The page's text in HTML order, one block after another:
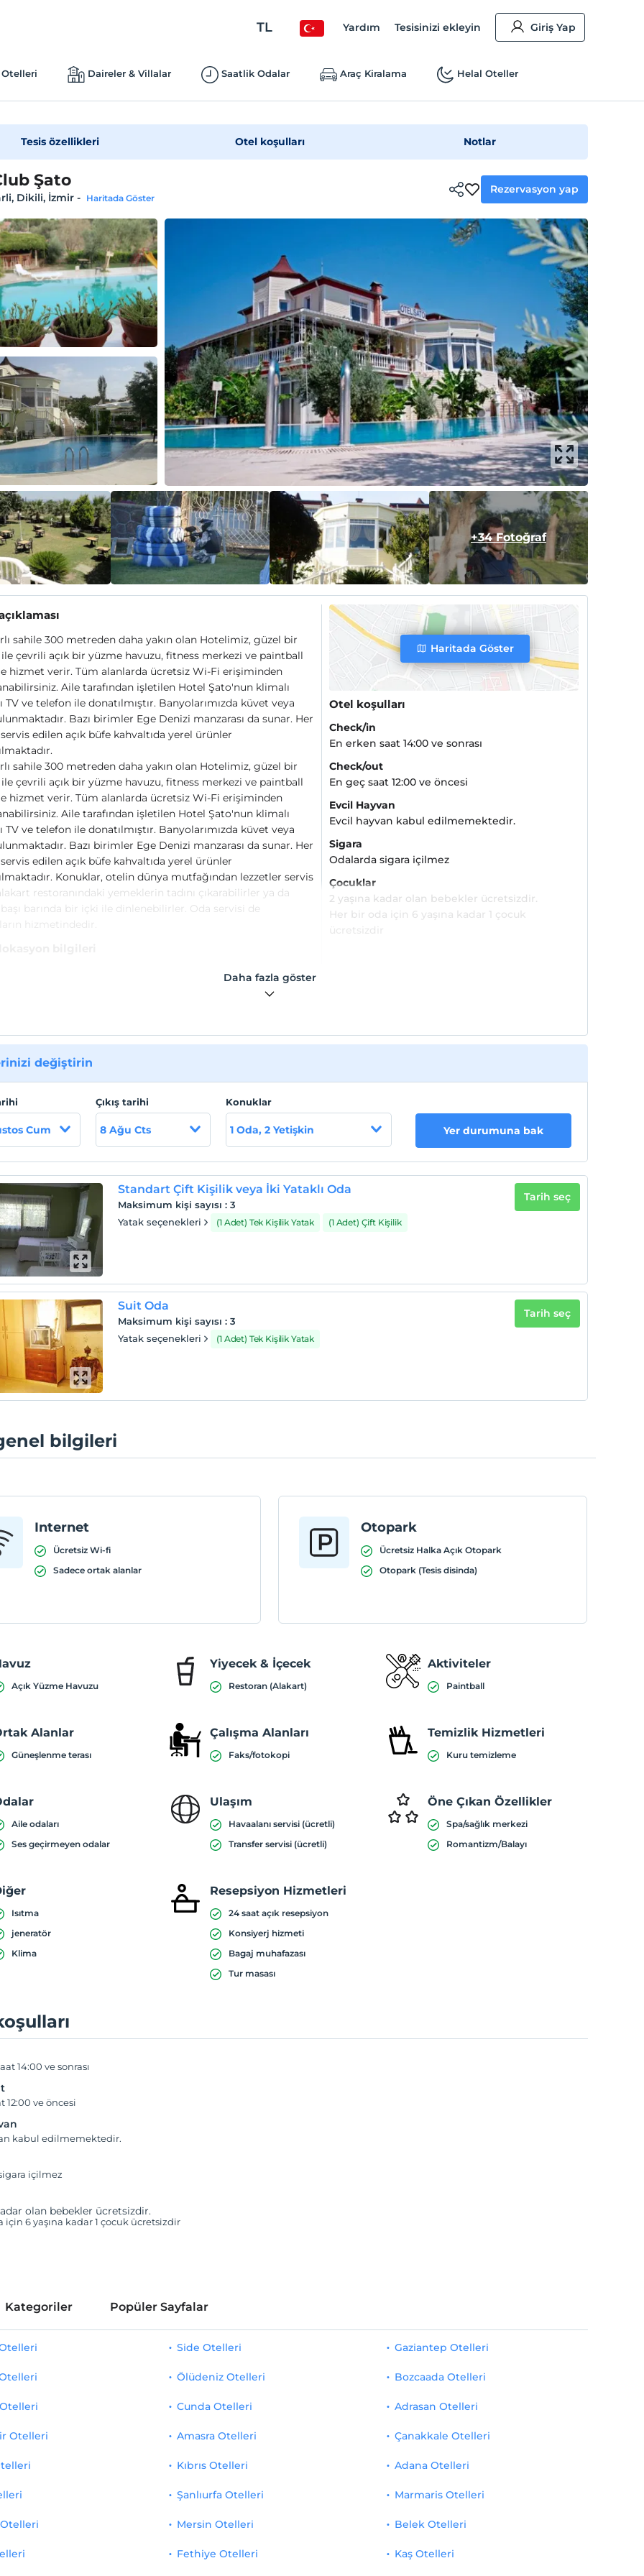
TL Yardım Tesisinizi ekleyin Giriş Yap
Daireler & Villalar Saatlik Odalar Araç Kiralama Helal Oteller
Tesis özellikleri Otel koşulları Notlar
Şato
Dikili, İzmir- Haritada Göster
Rezervasyon yap
+34 Fotoğraf
sahile 300 metreden daha yakın olan Hotelimiz, güzel bir
çevrili açık bir yüzme havuzu, fitness merkezi ve paintball
hizmet verir. Tüm alanlarda ücretsiz Wi-Fi erişiminden
Aile tarafından işletilen Hotel Şato'nun klimalı
TV ve telefon ile donatılmıştır. Banyolarımızda küvet veya
Bazı birimler Ege Denizi manzarası da sunar. Her
edilen açık büfe kahvaltıda yerel ürünler
sahile 300 metreden daha yakın olan Hotelimiz, güzel bir
çevrili açık bir yüzme havuzu, fitness merkezi ve paintball
hizmet verir. Tüm alanlarda ücretsiz Wi-Fi erişiminden
Aile tarafından işletilen Hotel Şato'nun klimalı
TV ve telefon ile donatılmıştır. Banyolarımızda küvet veya
Bazı birimler Ege Denizi manzarası da sunar. Her
edilen açık büfe kahvaltıda yerel ürünler
Konuklar, otelin dünya mutfağından lezzetler servis
restoranındaki yemeklerin tadını çıkarabilirler ya da
barında bir içki ile dinlenebilirler. Oda servisi de
hizmetindedir.
merkeze 1 km, Dikili merkeze 18 km mesafededir
Haritada Göster
Otel koşulları
Check/in
En erken saat 14:00 ve sonrası
Check/out
En geç saat 12:00 ve öncesi
Evcil Hayvan
Evcil hayvan kabul edilmemektedir.
Sigara
Odalarda sigara içilmez
Çocuklar
2 yaşına kadar olan bebekler ücretsizdir.
Her bir oda için 6 yaşına kadar 1 çocuk
ücretsizdir
Daha fazla göster
değiştirin
Cum
Çıkış tarihi
8 Ağu Cts
Konuklar
1 Oda, 2 Yetişkin Yer durumuna bak
Standart Çift Kişilik veya İki Yataklı Oda
Maksimum kişi sayısı :3
Yatak seçenekleri
(1 Adet) Tek Kişilik Yatak (1 Adet) Çift Kişilik
Tarih seç
Suit Oda
Maksimum kişi sayısı :3
Yatak seçenekleri
(1 Adet) Tek Kişilik Yatak
Tarih seç
bilgileri
Internet
Ücretsiz Wi-fi
Sadece ortak alanlar
Otopark
Ücretsiz Halka Açık Otopark
Otopark (Tesis disinda)
Açık Yüzme Havuzu
Yiyecek & İçecek
Restoran (Alakart)
Aktiviteler
Paintball
Alanlar
Güneşlenme terası
Çalışma Alanları
Faks/fotokopi
Temizlik Hizmetleri
Kuru temizleme
Aile odaları
Ses geçirmeyen odalar
Ulaşım
Havaalanı servisi (ücretli)
Transfer servisi (ücretli)
Öne Çıkan Özellikler
Spa/sağlık merkezi
Romantizm/Balayı
Isıtma
jeneratör
Klima
Resepsiyon Hizmetleri
24 saat açık resepsiyon
Konsiyerj hizmeti
Bagaj muhafazası
Tur masası
14:00 ve sonrası
12:00 ve öncesi
kabul edilmemektedir.
içilmez
olan bebekler ücretsizdir.
için 6 yaşına kadar 1 çocuk ücretsizdir
Kategoriler Popüler Sayfalar
Otelleri
Side Otelleri
Ölüdeniz Otelleri
Cunda Otelleri
Amasra Otelleri
Kıbrıs Otelleri
Gaziantep Otelleri
Bozcaada Otelleri
Adrasan Otelleri
Çanakkale Otelleri
Adana Otelleri
Şanlıurfa Otelleri
Mersin Otelleri
Fethiye Otelleri
Marmaris Otelleri
Belek Otelleri
Kaş Otelleri